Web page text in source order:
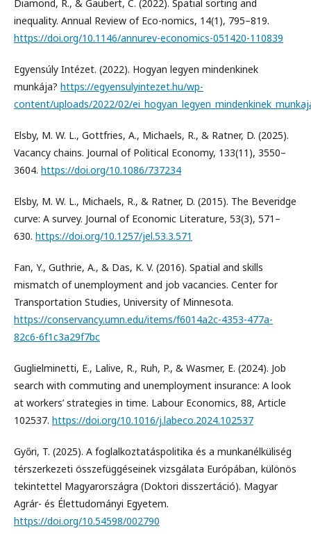
Diamond, R., & Gaubert, C. (2022). Spatial sorting and
inequality. Annual Review of Eco-nomics, 14(1), 795–819.
https://doi.org/10.1146/annurev-economics-051420-110839
Egyensúly Intézet. (2022). Hogyan legyen mindenkinek
munkája? https://egyensulyintezet.hu/wp-
content/uploads/2022/02/
Elsby, M. W. L., Gottfries, A., Michaels, R., & Ratner, D. (2025).
Vacancy chains. Journal of Political Economy, 133(11), 3550–
3604. https://doi.org/10.1086/737234
Elsby, M. W. L., Michaels, R., & Ratner, D. (2015). The Beveridge
curve: A survey. Journal of Economic Literature, 53(3), 571–
630. https://doi.org/10.1257/jel.53.3.571
Fan, Y., Guthrie, A., & Das, K. V. (2016). Spatial and skills
mismatch of unemployment and job vacancies. Center for
Transportation Studies, University of Minnesota.
https://conservancy.umn.edu/items/f6014a2c-4353-477a-
82c6-6f1c3a29f7bc
Guglielminetti, E., Lalive, R., Ruh, P., & Wasmer, E. (2024). Job
search with commuting and unemployment insurance: A look
at workers’ strategies in time. Labour Economics, 88, Article
102537. https://doi.org/10.1016/j.labeco.2024.102537
Győri, T. (2025). A foglalkoztatáspolitika és a munkanélküliség
térszerkezeti összefüggéseinek vizsgálata Európában, különös
tekintettel Magyarországra (Doktori disszertáció). Magyar
Agrár- és Élettudományi Egyetem.
https://doi.org/10.54598/002790